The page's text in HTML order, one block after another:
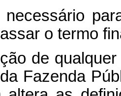
o termo
de
Fazenda